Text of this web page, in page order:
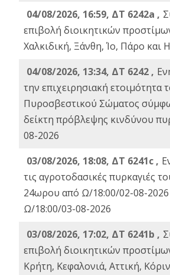
04/08/2026, 16:59, ΔΤ 6242a ,
επιβολή διοικητικών
Χαλκιδική, Ξάνθη, Ίο, Πάρο και
04/08/2026, 13:34, ΔΤ 6242 ,
την επιχειρησιακή ετοιμότητα
Πυροσβεστικού Σώματος
δείκτη πρόβλεψης κινδύνου
08-2026
03/08/2026, 18:08, ΔΤ 6241c ,
τις αγροτοδασικές πυρκαγιές
24ωρου από Ω/18:00/02-08-
Ω/18:00/03-08-2026
03/08/2026, 17:02, ΔΤ 6241b ,
επιβολή διοικητικών
Κρήτη, Κεφαλονιά, Αττική,